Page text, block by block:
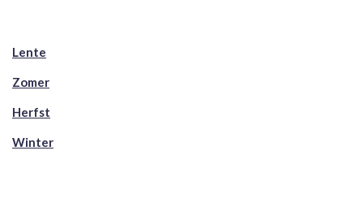
Lente
Zomer
Herfst
Winter